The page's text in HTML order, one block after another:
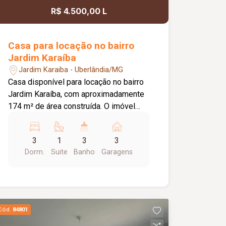
R$ 4.500,00 L
Casa para locação no bairro
Jardim Karaíba
Jardim Karaiba - Uberlândia/MG
Casa disponível para locação no bairro
Jardim Karaíba, com aproximadamente
174 m² de área construída. O imóvel
03 quartos, sendo 02 com armários e
01 suíte, banheiro social com armário,
cozinha americana planejada com
Conta ainda com varanda gourmet
equipada com churrasqueira, 03 vagas
3
Dorm.
1
Suite
3
Banho
3
Garagens
84801